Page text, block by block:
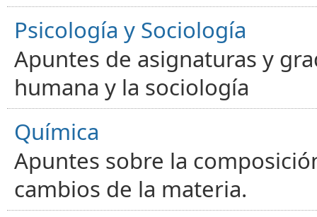
Psicología y Sociología
Apuntes de asignaturas y
humana y la sociología
Química
Apuntes sobre la
cambios de la materia.